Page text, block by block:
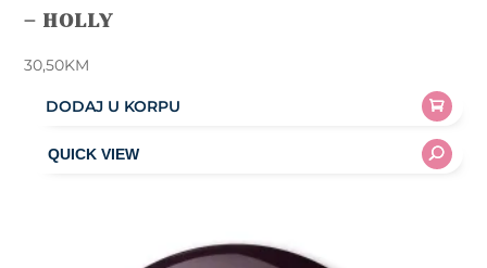
– HOLLY
30,50KM
DODAJ U KORPU